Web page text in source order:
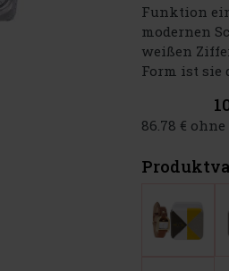
Funktion
modernen
weißen
Form ist sie
86.78 € ohne